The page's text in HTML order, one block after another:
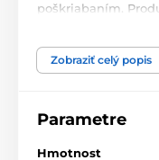
poškriabaním.
Silikónový kryt
kvalitných
zabudovanými
Zobraziť celý popis
Parametre
Hmotnost